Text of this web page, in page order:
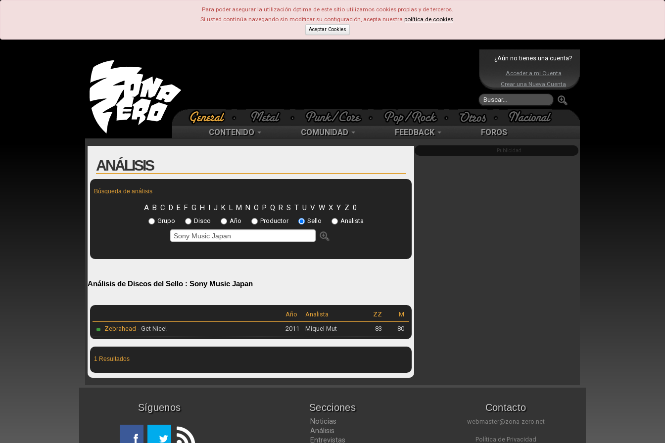
Para poder asegurar la utilización óptima de este sitio utilizamos cookies propias y de terceros.
Si usted continúa navegando sin modificar su configuración, acepta nuestra política de cookies.
Aceptar Cookies
¿Aún no tienes una cuenta?
Acceder a mi Cuenta
Crear una Nueva Cuenta
CONTENIDO COMUNIDAD FEEDBACK FOROS
ANÁLISIS
Búsqueda de análisis
A B C D E F G H I J K L M N O P Q R S T U V W X Y Z 0
Grupo Disco Año Productor Sello Analista
Análisis de Discos del Sello : Sony Music Japan
M
ZZ
Analista
Año
Zebrahead - Get Nice! 80
83
Miquel Mut
2011
1 Resultados
Publicidad
Síguenos Secciones
Noticias
Análisis
Entrevistas
Contacto
webmaster@zona-zero.net
Política de Privacidad